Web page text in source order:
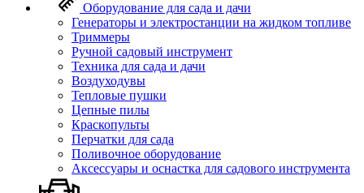
Оборудование для сада и дачи
Генераторы и электростанции на жидком топливе
Триммеры
Ручной садовый инструмент
Техника для сада и дачи
Воздуходувы
Тепловые пушки
Цепные пилы
Краскопульты
Перчатки для сада
Поливочное оборудование
Аксессуары и оснастка для садового инструмента